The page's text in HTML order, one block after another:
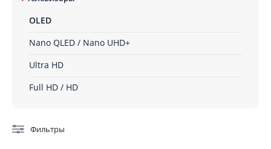
OLED
Nano QLED / Nano UHD+
Ultra HD
Full HD / HD
Фильтры